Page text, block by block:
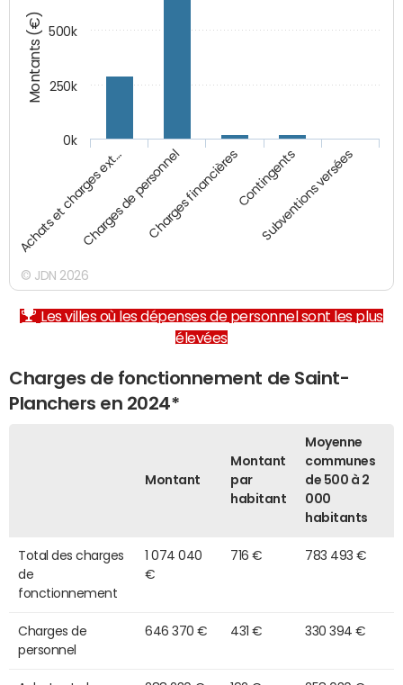
Montants (€)
Achats et charges ext…Charges de personnelCharges financièresContingents
Subventions versées
0k
250k
500k
© JDN 2026
Les villes où les dépenses de personnel sont les plus
élevées
Charges de fonctionnement de Saint-
Planchers en 2024*
Montant
Montant
par
habitant
Moyenne
communes
de 500 à 2
000
habitants
Total des charges
de
fonctionnement
1 074 040
€
716 € 783 493 €
Charges de
personnel
646 370 € 431 € 330 394 €